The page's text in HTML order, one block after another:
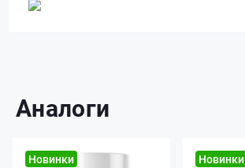
Аналоги
Новинки Новинки